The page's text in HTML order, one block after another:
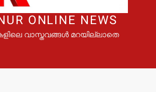
ONLINE NEWS
വാസ്തവങ്ങൾ മറയില്ലാതെ